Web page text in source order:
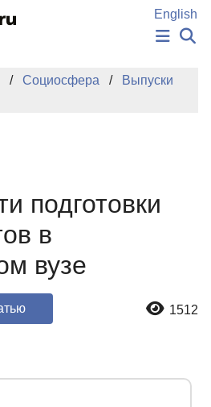
English
Социосфера
Выпуски
подготовки
в
вузе
1512